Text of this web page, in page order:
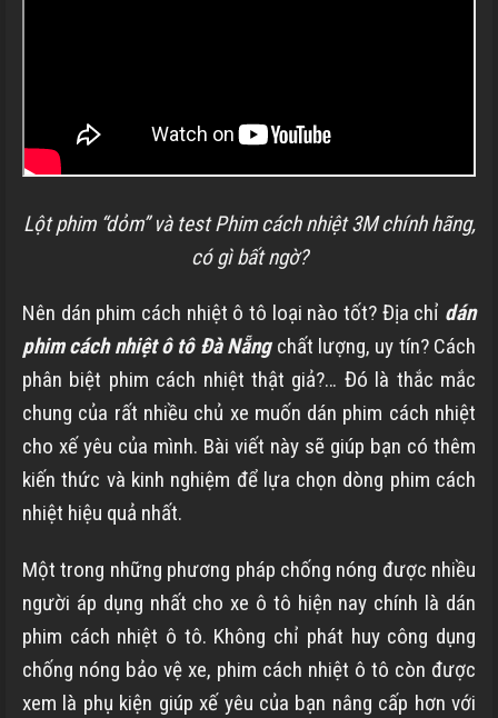
Lột phim “dỏm” và test Phim cách nhiệt 3M chính hãng,
có gì bất ngờ?
Nên dán phim cách nhiệt ô tô loại nào tốt? Địa chỉ dán
phim cách nhiệt ô tô Đà Nẵngchất lượng, uy tín? Cách
phân biệt phim cách nhiệt thật giả?… Đó là thắc mắc
chung của rất nhiều chủ xe muốn dán phim cách nhiệt
cho xế yêu của mình. Bài viết này sẽ giúp bạn có thêm
kiến thức và kinh nghiệm để lựa chọn dòng phim cách
nhiệt hiệu quả nhất.
Một trong những phương pháp chống nóng được nhiều
người áp dụng nhất cho xe ô tô hiện nay chính là dán
phim cách nhiệt ô tô. Không chỉ phát huy công dụng
chống nóng bảo vệ xe, phim cách nhiệt ô tô còn được
xem là phụ kiện giúp xế yêu của bạn nâng cấp hơn với